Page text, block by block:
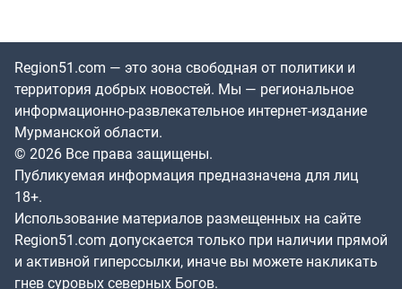
Region51.com — это зона свободная от политики и
территория добрых новостей. Мы — региональное
информационно-развлекательное интернет-издание
Мурманской области.
© 2026 Все права защищены.
Публикуемая информация предназначена для лиц
18+.
Использование материалов размещенных на сайте
Region51.com допускается только при наличии прямой
и активной гиперссылки, иначе вы можете накликать
гнев суровых северных Богов.